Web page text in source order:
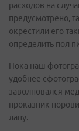
расходов на
предусмотрено,
окрестили его
определить пол
Пока наш
удобнее
заволновался
проказник
лапу.